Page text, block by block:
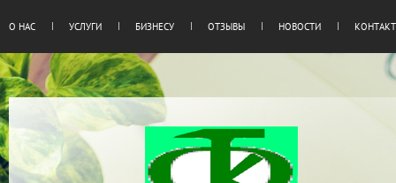
О НАС УСЛУГИ БИЗНЕСУ ОТЗЫВЫ НОВОСТИ